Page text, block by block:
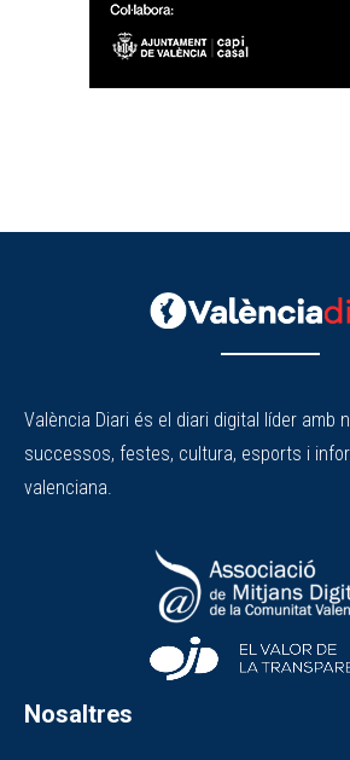
València Diari és el diari digital líder amb
successos, festes, cultura, esports i
valenciana.
Nosaltres